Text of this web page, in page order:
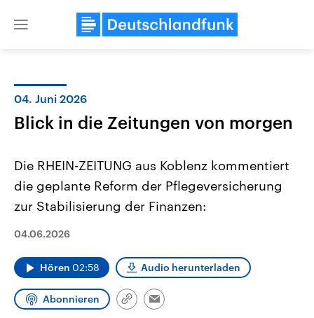
Close
2026
Alle Informationen
Sachsen-Anhalt wählt am 6.
September 2026 einen neuen
Landtag. Seit 2021 wird das
Bundesland von einer Koalition aus
Aktuelle Beiträge,
Hintergründe
Wirtschaftlich und
04. Juni 2026
Blick in die Zeitungen von morgen
Die RHEIN-ZEITUNG aus Koblenz kommentiert
die geplante Reform der Pflegeversicherung
zur Stabilisierung der Finanzen:
04.06.2026
Hören 02:58 Audio herunterladen
Abonnieren
Link
Email